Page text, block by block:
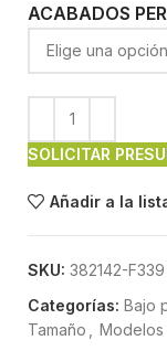
ACABADOS
SOLICITAR
Añadir a la
SKU: 382142-
Categorías: Bajo
Tamaño
Modelos